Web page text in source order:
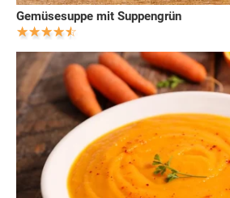
Gemüsesuppe mit Suppengrün